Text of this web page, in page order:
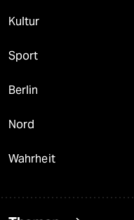
Kultur
Sport
Berlin
Nord
Wahrheit